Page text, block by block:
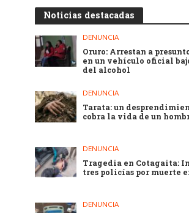
Noticias destacadas
DENUNCIA
Oruro: Arrestan a
en un vehículo oficial
del alcohol
DENUNCIA
Tarata: un
cobra la vida de un
DENUNCIA
Tragedia en Cotagaita:
tres policías por muerte
DENUNCIA